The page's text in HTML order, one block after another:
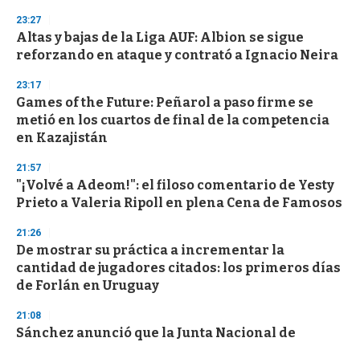
d
s
23:27
Altas y bajas de la Liga AUF: Albion se sigue
reforzando en ataque y contrató a Ignacio Neira
23:17
Games of the Future: Peñarol a paso firme se
metió en los cuartos de final de la competencia
en Kazajistán
21:57
"¡Volvé a Adeom!": el filoso comentario de Yesty
Prieto a Valeria Ripoll en plena Cena de Famosos
21:26
De mostrar su práctica a incrementar la
cantidad de jugadores citados: los primeros días
de Forlán en Uruguay
21:08
Sánchez anunció que la Junta Nacional de